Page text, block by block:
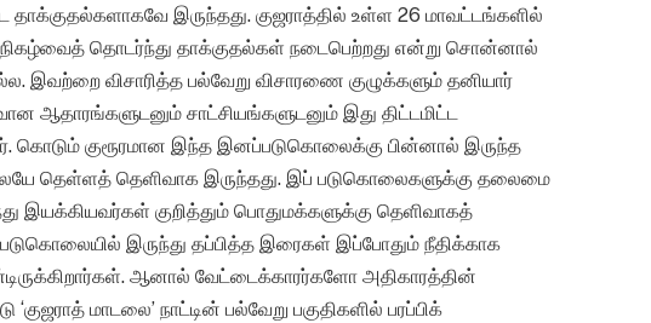
தாக்குதல்களாகவே இருந்தது. குஜராத்தில் உள்ள 26 மாவட்டங்களில்
நிகழ்வைத் தொடர்ந்து தாக்குதல்கள் நடைபெற்றது என்று சொன்னால்
விசாரித்த பல்வேறு விசாரணை குழுக்களும் தனியார்
ஆதாரங்களுடனும் சாட்சியங்களுடனும் இது திட்டமிட்ட
கொடும் குரூரமான இந்த இனப்படுகொலைக்கு பின்னால் இருந்த
தெள்ளத் தெளிவாக இருந்தது. இப் படுகொலைகளுக்கு தலைமை
இயக்கியவர்கள் குறித்தும் பொதுமக்களுக்கு தெளிவாகத்
இருந்து தப்பித்த இரைகள் இப்போதும் நீதிக்காக
ஆனால் வேட்டைக்காரர்களோ அதிகாரத்தின்
மாடலை’ நாட்டின் பல்வேறு பகுதிகளில் பரப்பிக்